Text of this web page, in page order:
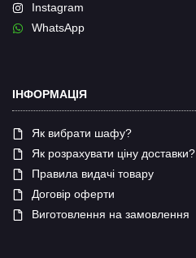
Instagram
WhatsApp
ІНФОРМАЦІЯ
Як вибрати шафу?
Як розрахувати ціну доставки?
Правила видачі товару
Договір оферти
Виготовлення на замовлення